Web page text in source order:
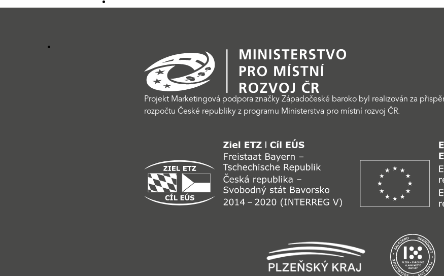
Projekt Marketingová podpora značky Západočeské baroko byl realizován za
rozpočtu České republiky z programu Ministerstva pro místní rozvoj ČR.